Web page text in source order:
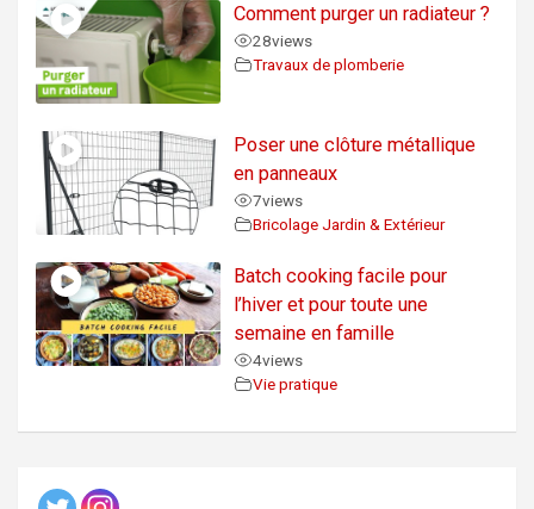
Comment purger un radiateur ?
28views
Travaux de plomberie
Poser une clôture métallique
en panneaux
7views
Bricolage Jardin & Extérieur
Batch cooking facile pour
l’hiver et pour toute une
semaine en famille
4views
Vie pratique